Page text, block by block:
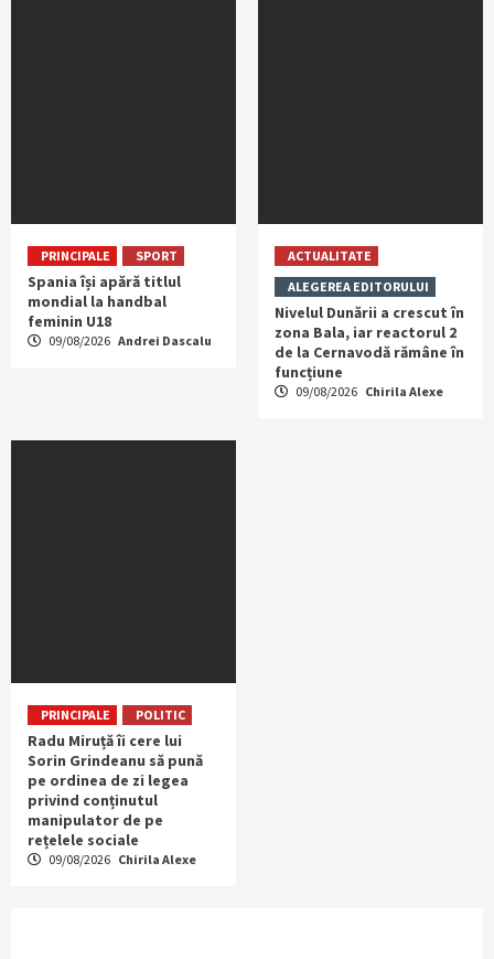
PRINCIPALE SPORT
Spania își apără titlul
mondial la handbal
feminin U18
09/08/2026 Andrei Dascalu
ACTUALITATE
ALEGEREA EDITORULUI
Nivelul Dunării a crescut în
zona Bala, iar reactorul 2
de la Cernavodă rămâne în
funcțiune
09/08/2026 Chirila Alexe
PRINCIPALE POLITIC
Radu Miruță îi cere lui
Sorin Grindeanu să pună
pe ordinea de zi legea
privind conținutul
manipulator de pe
rețelele sociale
09/08/2026 Chirila Alexe